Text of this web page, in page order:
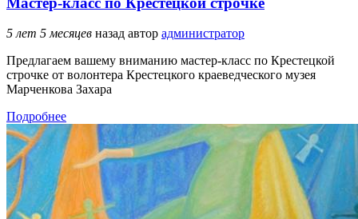
5 лет 5 месяцев назад автор администратор
Предлагаем вашему вниманию мастер-класс по Крестецкой
строчке от волонтера Крестецкого краеведческого музея
Марченкова Захара
Подробнее